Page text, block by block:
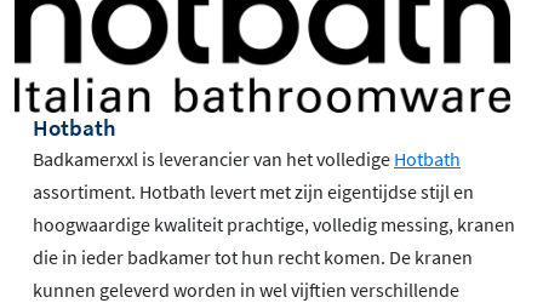
Hotbath
Badkamerxxl is leverancier van het volledige Hotbath
assortiment. Hotbath levert met zijn eigentijdse stijl en
hoogwaardige kwaliteit prachtige, volledig messing, kranen
die in ieder badkamer tot hun recht komen. De kranen
kunnen geleverd worden in wel vijftien verschillende